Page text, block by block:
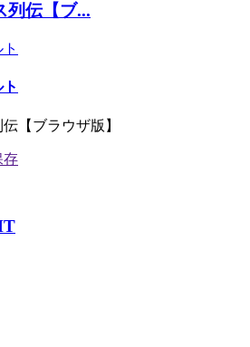
列伝【ブ...
【ブラウザ版】